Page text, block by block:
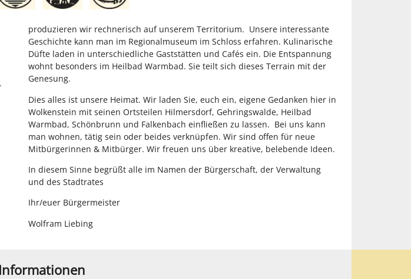
produzieren wir rechnerisch auf unserem Territorium. Unsere interessante
Geschichte kann man im Regionalmuseum im Schloss erfahren. Kulinarische
Düfte laden in unterschiedliche Gaststätten und Cafés ein. Die Entspannung
wohnt besonders im Heilbad Warmbad. Sie teilt sich dieses Terrain mit der
Genesung.
Dies alles ist unsere Heimat. Wir laden Sie, euch ein, eigene Gedanken hier in
Wolkenstein mit seinen Ortsteilen Hilmersdorf, Gehringswalde, Heilbad
Warmbad, Schönbrunn und Falkenbach einfließen zu lassen. Bei uns kann
man wohnen, tätig sein oder beides verknüpfen. Wir sind offen für neue
Mitbürgerinnen & Mitbürger. Wir freuen uns über kreative, belebende Ideen.
In diesem Sinne begrüßt alle im Namen der Bürgerschaft, der Verwaltung
und des Stadtrates
Ihr/euer Bürgermeister
Wolfram Liebing